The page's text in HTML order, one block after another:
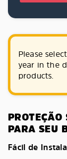
Please
year in the
products.
PARA SEU
Fácil de